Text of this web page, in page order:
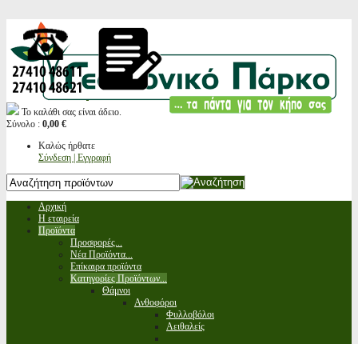
Το καλάθι σας είναι άδειο.
Σύνολο : 0,00 €
Καλώς ήρθατε
Σύνδεση | Εγγραφή
Αρχική
Η εταιρεία
Προϊόντα
Προσφορές...
Νέα Προϊόντα...
Επίκαιρα προϊόντα
Κατηγορίες Προϊόντων...
Θάμνοι
Ανθοφόροι
Φυλλοβόλοι
Αειθαλείς